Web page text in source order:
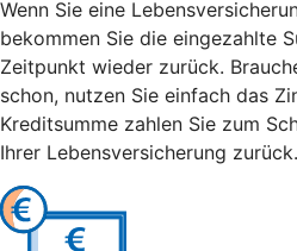
Wenn Sie eine
bekommen Sie die eingezahlte
Zeitpunkt wieder zurück.
schon, nutzen Sie einfach das
Kreditsumme zahlen Sie zum
Ihrer Lebensversicherung zurück.